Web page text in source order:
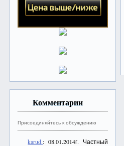
Комментарии
Присоединяйтесь к обсуждению
karud.: 08.01.2014г. Частный